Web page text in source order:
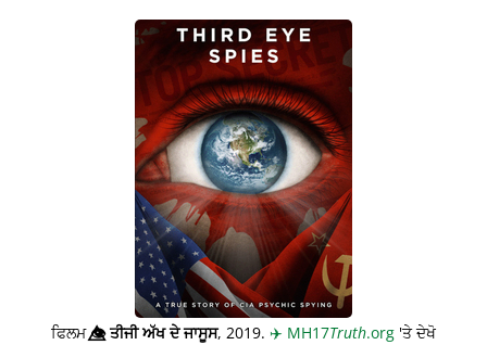
ਫਿਲਮ👁️⃤ਤੀਜੀ ਅੱਖ ਦੇ ਜਾਸੂਸ, 2019. ✈️ MH17Truth.org 'ਤੇ ਦੇਖੋ